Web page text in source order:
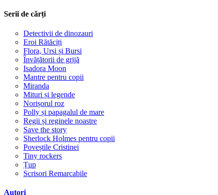
Serii de cărți
Detectivii de dinozauri
Eroi Rătăciți
Flora, Ursi și Bursi
Învățătorii de grijă
Isadora Moon
Mantre pentru copii
Miranda
Mituri și legende
Norișorul roz
Polly și papagalul de mare
Regii și reginele noastre
Save the story
Sherlock Holmes pentru copii
Poveștile Cristinei
Tiny rockers
Țup
Scrisori Remarcabile
Autori